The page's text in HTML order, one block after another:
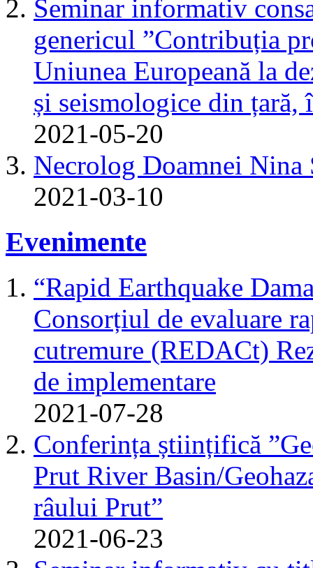
Seminar informativ
genericul ”Contribuția
Uniunea Europeană la
și seismologice din țară,
2021-05-20
Necrolog Doamnei
2021-03-10
Evenimente
“Rapid Earthquake
Consorțiul de evaluare
cutremure (REDACt)
de implementare
2021-07-28
Conferința științifică
Prut River Basin/
râului Prut”
2021-06-23